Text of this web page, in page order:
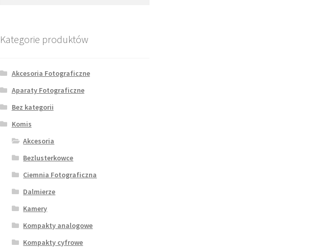
Kategorie produktów
Akcesoria Fotograficzne
Aparaty Fotograficzne
Bez kategorii
Komis
Akcesoria
Bezlusterkowce
Ciemnia Fotograficzna
Dalmierze
Kamery
Kompakty analogowe
Kompakty cyfrowe